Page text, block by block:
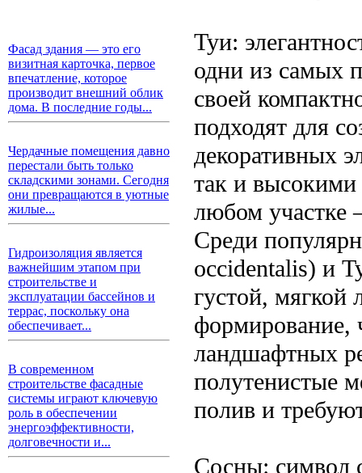
Фасад здания — это его
визитная карточка, первое
впечатление, которое
производит внешний облик
дома. В последние годы...
Чердачные помещения давно
перестали быть только
складскими зонами. Сегодня
они превращаются в уютные
жилые...
Гидроизоляция является
важнейшим этапом при
строительстве и
эксплуатации бассейнов и
террас, поскольку она
обеспечивает...
В современном
строительстве фасадные
системы играют ключевую
роль в обеспечении
энергоэффективности,
долговечности и...
Туи:
одни из самых
своей
подходят для
декоративных
так и высокими
любом участке
Среди
occidentalis) и
густой, мягкой
формирование,
ландшафтных
полутенистые
полив и
Сосны: символ